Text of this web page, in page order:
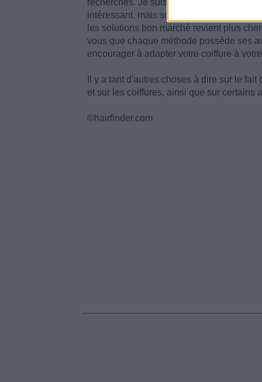
intéressant, mais soyez bien sûre de la
les solutions bon marché revient plus
vous que chaque méthode possède ses
encourager à adapter votre coiffure à
Il y a tant d'autres choses à dire sur le
et sur les coiffures, ainsi que sur certains
©hairfinder.com